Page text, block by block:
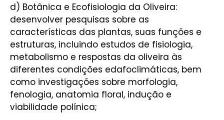
d) Botânica e Ecofisiologia da Oliveira:
desenvolver pesquisas sobre as
características das plantas, suas funções e
estruturas, incluindo estudos de fisiologia,
metabolismo e respostas da oliveira às
diferentes condições edafoclimáticas, bem
como investigações sobre morfologia,
fenologia, anatomia floral, indução e
viabilidade polínica;